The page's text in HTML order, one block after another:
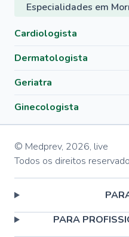
Especialidades em
Cardiologista
Dermatologista
Geriatra
Ginecologista
© Medprev, 2026, live
Todos os direitos
PARA